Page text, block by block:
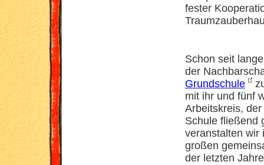
fester
Schon seit
der
Grundschule
mit ihr und fünf
Arbeitskreis,
Schule fließend
veranstalten wir
großen
der letzten